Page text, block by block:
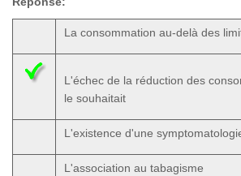
La consommation au-delà des
L'échec de la réduction des
le souhaitait
L'existence d'une
L'association au tabagisme